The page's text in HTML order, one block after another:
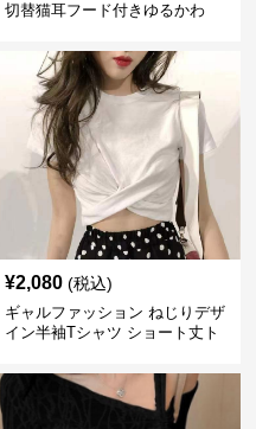
切替猫耳フード付きゆるかわ
¥2,080 (税込)
ギャルファッション ねじりデザ
イン半袖Tシャツ ショート丈ト